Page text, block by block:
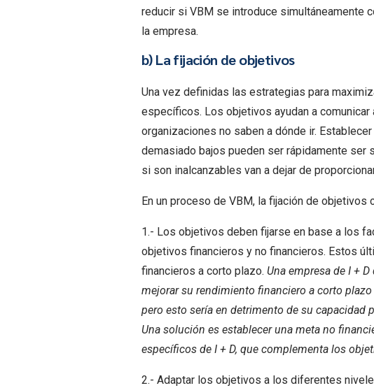
reducir si VBM se introduce simultáneamente
la empresa.
b) La fijación de objetivos
Una vez definidas las estrategias para
específicos. Los objetivos ayudan a
organizaciones no saben a dónde ir.
demasiado bajos pueden ser rápidamente
si son inalcanzables van a dejar de
En un proceso de VBM, la fijación de
1.- Los objetivos deben fijarse en base a los
objetivos financieros y no financieros. Estos
financieros a corto plazo. Una empresa de I +
mejorar su rendimiento financiero a corto
pero esto sería en detrimento de su capacidad
Una solución es establecer una meta no
específicos de I + D, que complementa los
2.- Adaptar los objetivos a los diferentes